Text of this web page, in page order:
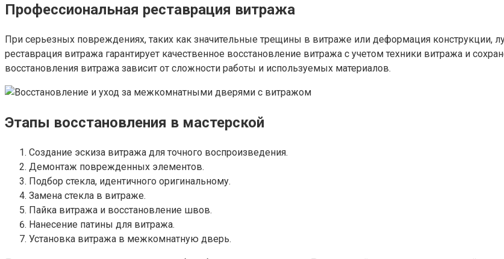
Профессиональная реставрация витража
При серьезных повреждениях, таких как значительные трещины в витраже или деформация конструкции,
реставрация витража гарантирует качественное восстановление витража с учетом техники витража и
восстановления витража зависит от сложности работы и используемых материалов.
Этапы восстановления в мастерской
Создание эскиза витража для точного воспроизведения.
Демонтаж поврежденных элементов.
Подбор стекла, идентичного оригинальному.
Замена стекла в витраже.
Пайка витража и восстановление швов.
Нанесение патины для витража.
Установка витража в межкомнатную дверь.